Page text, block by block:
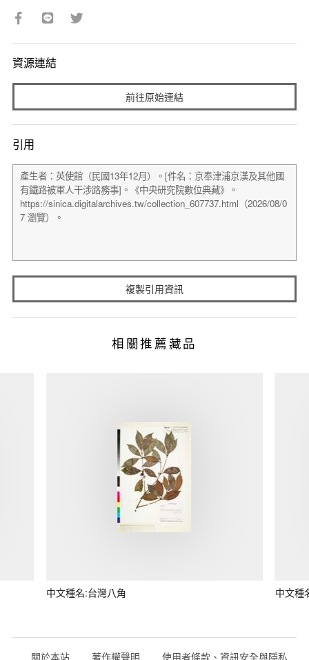
資源連結
前往原始連結
引用
複製引用資訊
相關推薦藏品
中文種名:台灣八角 中文種
關於本站 著作權聲明 使用者條款、資訊安全與隱私